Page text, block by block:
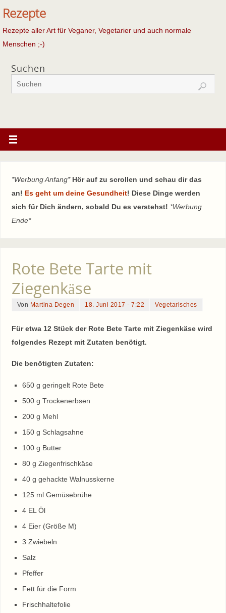
Rezepte
Rezepte aller Art für Veganer, Vegetarier und auch normale
Menschen ;-)
Suchen
*Werbung Anfang* Hör auf zu scrollen und schau dir das
an! Es geht um deine Gesundheit! Diese Dinge werden
sich für Dich ändern, sobald Du es verstehst! *Werbung
Ende*
Rote Bete Tarte mit
Ziegenkäse
Von Martina Degen 18. Juni 2017 - 7:22 Vegetarisches
Für etwa 12 Stück der Rote Bete Tarte mit Ziegenkäse wird
folgendes Rezept mit Zutaten benötigt.
Die benötigten Zutaten:
650 g geringelt Rote Bete
500 g Trockenerbsen
200 g Mehl
150 g Schlagsahne
100 g Butter
80 g Ziegenfrischkäse
40 g gehackte Walnusskerne
125 ml Gemüsebrühe
4 EL Öl
4 Eier (Größe M)
3 Zwiebeln
Salz
Pfeffer
Fett für die Form
Frischhaltefolie